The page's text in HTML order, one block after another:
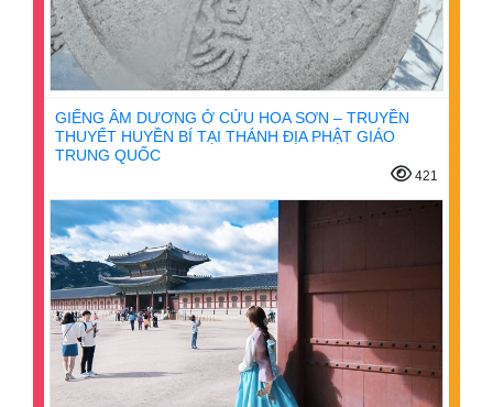
GIẾNG ÂM DƯƠNG Ở CỬU HOA SƠN – TRUYỀN
THUYẾT HUYỀN BÍ TẠI THÁNH ĐỊA PHẬT GIÁO
TRUNG QUỐC
421